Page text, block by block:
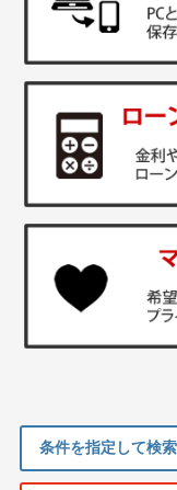
条件を指定して検